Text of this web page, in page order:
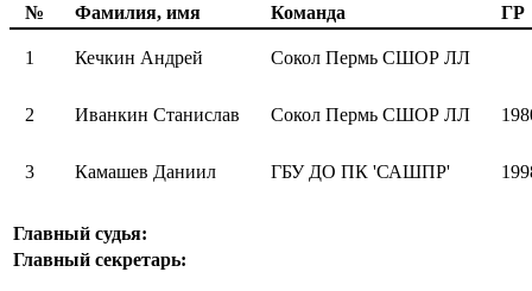
№
Фамилия, имя Команда ГР
1 Кечкин Андрей Сокол Пермь СШОР ЛЛ
2 Иванкин Станислав Сокол Пермь СШОР ЛЛ
3 Камашев Даниил ГБУ ДО ПК 'САШПР'
Главный судья:
Главный секретарь: